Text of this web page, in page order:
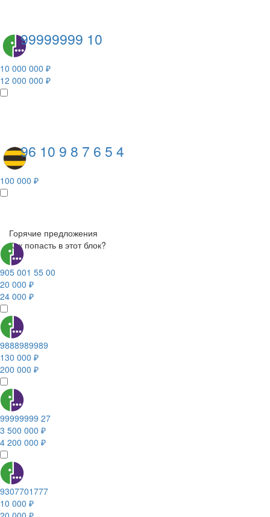
99999999 10
10 000 000 ₽
12 000 000 ₽
96 10 9 8 7 6 5 4
100 000 ₽
Горячие предложения
Как попасть в этот блок?
905 001 55 00
20 000 ₽
24 000 ₽
9888989989
130 000 ₽
200 000 ₽
99999999 27
3 500 000 ₽
4 200 000 ₽
9307701777
10 000 ₽